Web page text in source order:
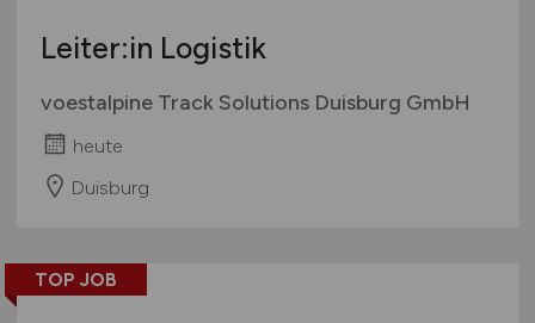
Leiter:in Logistik
voestalpine Track Solutions Duisburg GmbH
heute
Duisburg
TOP JOB